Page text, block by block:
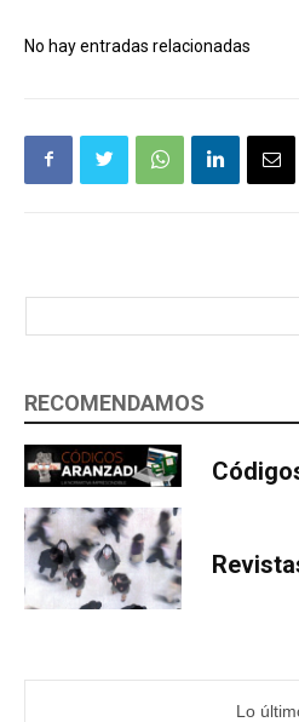
No hay entradas relacionadas
RECOMENDAMOS
Lo